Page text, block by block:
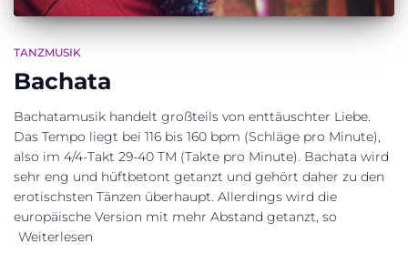
TANZMUSIK
Bachata
Bachatamusik handelt großteils von enttäuschter Liebe.
Das Tempo liegt bei 116 bis 160 bpm (Schläge pro Minute),
also im 4/4-Takt 29-40 TM (Takte pro Minute). Bachata wird
sehr eng und hüftbetont getanzt und gehört daher zu den
erotischsten Tänzen überhaupt. Allerdings wird die
europäische Version mit mehr Abstand getanzt, so
Weiterlesen